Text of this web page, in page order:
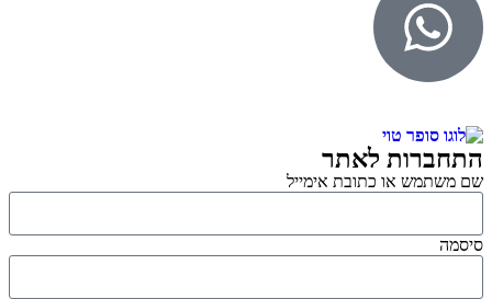
התחברות לאתר
שם משתמש או כתובת אימייל
סיסמה